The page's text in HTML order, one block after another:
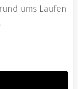
ums Laufen